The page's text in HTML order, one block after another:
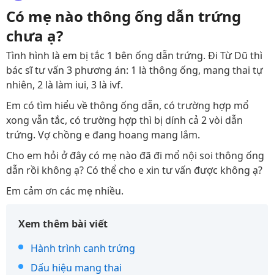
Có mẹ nào thông ống dẫn trứng
chưa ạ?
Tình hình là em bị tắc 1 bên ống dẫn trứng. Đi Từ Dũ thì
bác sĩ tư vấn 3 phương án: 1 là thông ống, mang thai tự
nhiên, 2 là làm iui, 3 là ivf.
Em có tìm hiểu về thông ống dẫn, có trường hợp mổ
xong vẫn tắc, có trường hợp thì bị dính cả 2 vòi dẫn
trứng. Vợ chồng e đang hoang mang lắm.
Cho em hỏi ở đây có mẹ nào đã đi mổ nội soi thông ống
dẫn rồi không ạ? Có thể cho e xin tư vấn được không ạ?
Em cảm ơn các mẹ nhiều.
Xem thêm bài viết
Hành trình canh trứng
Dấu hiệu mang thai